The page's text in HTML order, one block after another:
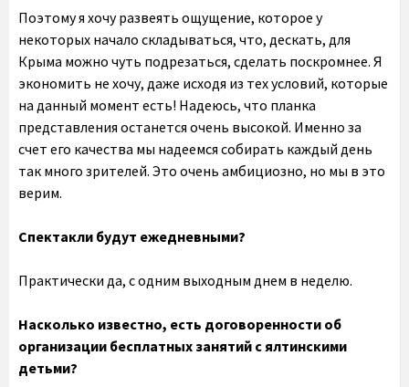
Поэтому я хочу развеять ощущение, которое у
некоторых начало складываться, что, дескать, для
Крыма можно чуть подрезаться, сделать поскромнее. Я
экономить не хочу, даже исходя из тех условий, которые
на данный момент есть! Надеюсь, что планка
представления останется очень высокой. Именно за
счет его качества мы надеемся собирать каждый день
так много зрителей. Это очень амбициозно, но мы в это
верим.
Спектакли будут ежедневными?
Практически да, с одним выходным днем в неделю.
Насколько известно, есть договоренности об
организации бесплатных занятий с ялтинскими
детьми?